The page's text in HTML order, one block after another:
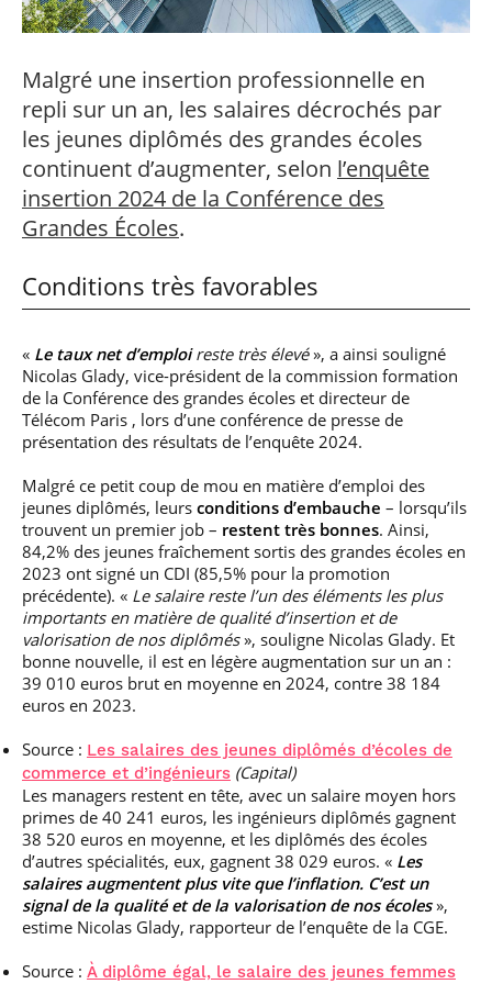
S’engager à Télécom
Paris
responsable : nos
Parcours Numérique
Enquête 1er emploi
Corps des Mines
donnant accès aux
Corps techniques de
l’État
Artificielle en
alternance
Expert
cybersécurité des
réseaux et des
systèmes
d’information
Intelligence
Artificielle – Expert
Data & MLops
Intelligence
Artificielle
Je suis élève en
situation de
faire ?
Vous êtes admis,
arrivée
Financement
Brochures &
contacts
Événements des
formations de
Mastère Spécialisé
professionnel
• Journaliste
• Diplômé
• Créateur d’entreprise
Malgré une insertion professionnelle en
repli sur un an, les salaires décrochés par
les jeunes diplômés des grandes écoles
continuent d’augmenter, selon l’enquête
insertion 2024 de la Conférence des
Grandes Écoles.
Conditions très favorables
« Le taux net d’emploireste très élevé», a ainsi souligné
Nicolas Glady, vice-président de la commission formation
de la Conférence des grandes écoles et directeur de
Télécom Paris , lors d’une conférence de presse de
présentation des résultats de l’enquête 2024.
Malgré ce petit coup de mou en matière d’emploi des
jeunes diplômés, leurs conditions d’embauche – lorsqu’ils
trouvent un premier job – restent très bonnes. Ainsi,
84,2% des jeunes fraîchement sortis des grandes écoles en
2023 ont signé un CDI (85,5% pour la promotion
précédente). « Le salaire reste l’un des éléments les plus
importants en matière de qualité d’insertion et de
valorisation de nos diplômés», souligne Nicolas Glady. Et
bonne nouvelle, il est en légère augmentation sur un an :
39 010 euros brut en moyenne en 2024, contre 38 184
euros en 2023.
Source : Les salaires des jeunes diplômés d’écoles de
commerce et d’ingénieurs (Capital)
Les managers restent en tête, avec un salaire moyen hors
primes de 40 241 euros, les ingénieurs diplômés gagnent
38 520 euros en moyenne, et les diplômés des écoles
d’autres spécialités, eux, gagnent 38 029 euros. « Les
salaires augmentent plus vite que l’inflation. C’est un
signal de la qualité et de la valorisation de nos écoles»,
estime Nicolas Glady, rapporteur de l’enquête de la CGE.
Source : À diplôme égal, le salaire des jeunes femmes